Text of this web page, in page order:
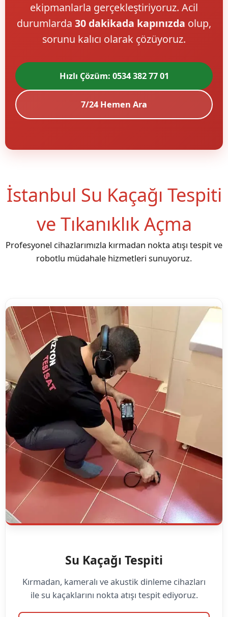
ekipmanlarla gerçekleştiriyoruz. Acil
durumlarda 30 dakikada kapınızda olup,
sorunu kalıcı olarak çözüyoruz.
Hızlı Çözüm: 0534 382 77 01
7/24 Hemen Ara
İstanbul Su Kaçağı Tespiti
ve Tıkanıklık Açma
Profesyonel cihazlarımızla kırmadan nokta atışı tespit ve
robotlu müdahale hizmetleri sunuyoruz.
Su Kaçağı Tespiti
Kırmadan, kameralı ve akustik dinleme cihazları
ile su kaçaklarını nokta atışı tespit ediyoruz.